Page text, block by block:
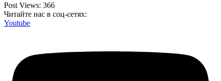
Post Views: 366
Читайте нас в соц-сетях:
Youtube